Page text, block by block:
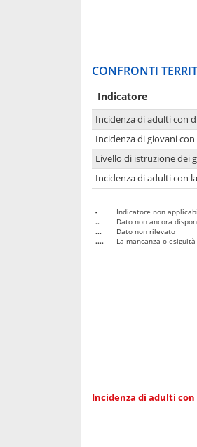
CONFRONTI
Indicatore
Incidenza di adulti con
Incidenza di giovani
Livello di istruzione dei
Incidenza di adulti con
-
Indicatore non
..
Dato non ancora
...
Dato non rilevato
....
La mancanza o
Incidenza di adulti